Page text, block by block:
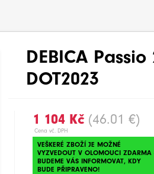
DEBICA
DOT2023
1 104 Kč (46.01 €)
Cena vč. DPH
VEŠKERÉ ZBOŽÍ JE MOŽNÉ
VYZVEDOUT V OLOMOUCI ZDARMA
BUDEME VÁS INFORMOVAT, KDY
BUDE PŘIPRAVENO!